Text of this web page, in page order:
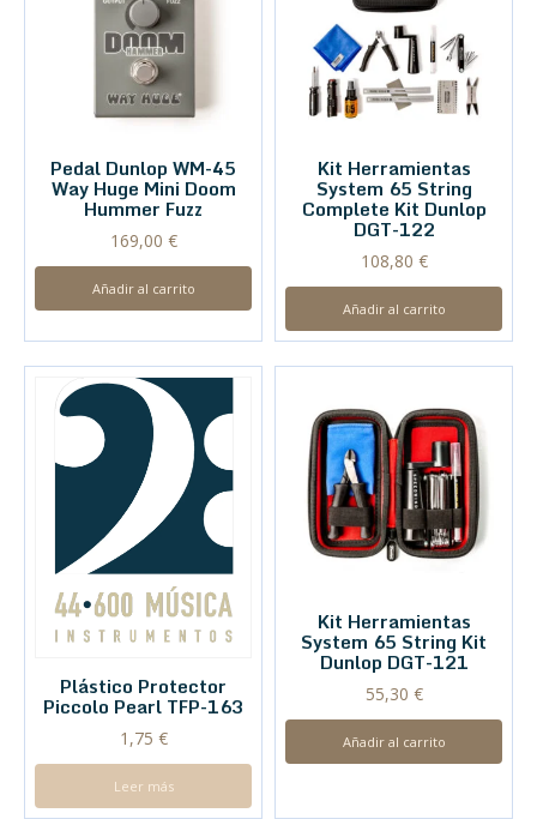
Pedal Dunlop WM-45
Way Huge Mini Doom
Hummer Fuzz
169,00 €
Añadir al carrito
Kit Herramientas
System 65 String
Complete Kit Dunlop
DGT-122
108,80 €
Añadir al carrito
Plástico Protector
Piccolo Pearl TFP-163
1,75 €
Leer más
Kit Herramientas
System 65 String Kit
Dunlop DGT-121
55,30 €
Añadir al carrito